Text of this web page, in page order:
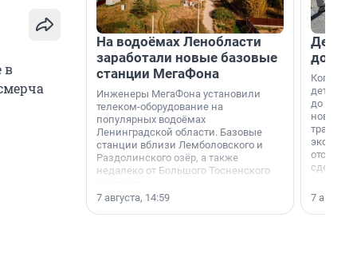
в
На водоёмах Ленобласти
заработали новые базовые
станции МегаФона
Инженеры МегаФона установили
телеком-оборудование на
популярных водоёмах
Ленинградской области. Базовые
станции вблизи Лемболовского и
Раздолинского озёр, а также
недалеко от Большого Тосненского
7 августа, 14:59
Когда-
дети
до
новости
сделали
7